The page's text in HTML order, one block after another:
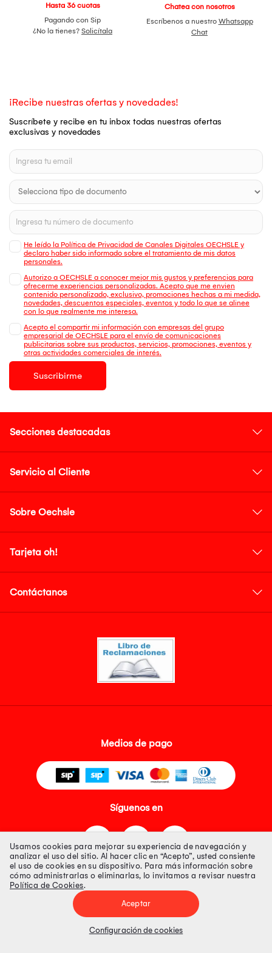
Hasta 36 cuotas
Pagando con Sip
¿No la tienes? Solicítala
Chatea con nosotros
Escríbenos a nuestro Whatsapp
Chat
¡Recibe nuestras ofertas y novedades!
Suscríbete y recibe en tu inbox todas nuestras ofertas
exclusivas y novedades
He leído la Política de Privacidad de Canales Digitales OECHSLE y
declaro haber sido informado sobre el tratamiento de mis datos
personales.
Autorizo a OECHSLE a conocer mejor mis gustos y preferencias para
ofrecerme experiencias personalizadas. Acepto que me envien
contenido personalizado, exclusivo, promociones hechas a mi medida,
novedades, descuentos especiales, eventos y todo lo que se alinee
con lo que realmente me interesa.
Acepto el compartir mi información con empresas del grupo
empresarial de OECHSLE para el envío de comunicaciones
publicitarias sobre sus productos, servicios, promociones, eventos y
otras actividades comerciales de interés.
Suscribirme
Secciones destacadas
Servicio al Cliente
Sobre Oechsle
Tarjeta oh!
Contáctanos
Medios de pago
Síguenos en
Tienda 100% Segura
Tiendas Peruanas S.A. R.U.C. Nº 20493020618. Todos los derechos
Precios disponibles solo en www.oechsle.pe. Precios online publicados
Usamos cookies para mejorar su experiencia de navegación y
analizar el uso del sitio. Al hacer clic en “Acepto”, usted consiente
el uso de cookies en su dispositivo. Para más información sobre
cómo administrarlas o eliminarlas, lo invitamos a revisar nuestra
Política de Cookies.
Aceptar
Configuración de cookies